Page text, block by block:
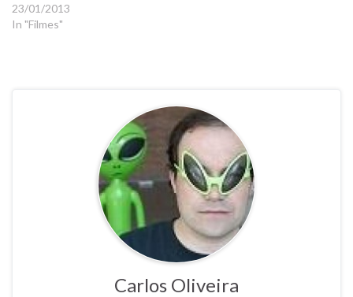
23/01/2013
In "Filmes"
Carlos Oliveira